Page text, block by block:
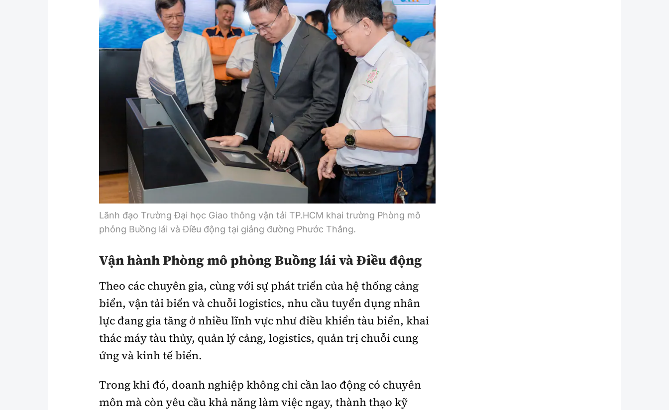
Lao động - Công đoàn
Showbiz
Điện ảnh
Âm nhạc
Bình luận
Hậu trường sao
360 độ thể thao
Sản phẩm mới
AI
Tư vấn
Đi ++
Du lịch
Khám phá
Lối sống
Ẩm thực
Video
Thời sự
Khám phá
Camera giao thông
Câu chuyện giao thông
Lăng kính xây dựng
Giải trí - Thể thao
Lãnh đạo Trường Đại học Giao thông vận tải TP.HCM khai trường Phòng mô
phỏng Buồng lái và Điều động tại giảng đường Phước Thắng.
Vận hành Phòng mô phỏng Buồng lái và Điều động
Theo các chuyên gia, cùng với sự phát triển của hệ thống cảng
biển, vận tải biển và chuỗi logistics, nhu cầu tuyển dụng nhân
lực đang gia tăng ở nhiều lĩnh vực như điều khiển tàu biển, khai
thác máy tàu thủy, quản lý cảng, logistics, quản trị chuỗi cung
ứng và kinh tế biển.
Trong khi đó, doanh nghiệp không chỉ cần lao động có chuyên
môn mà còn yêu cầu khả năng làm việc ngay, thành thạo kỹ